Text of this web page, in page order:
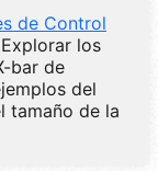
de Control
los
bar de
del
tamaño de la